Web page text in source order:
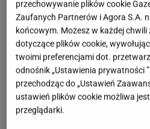
osobnym naczyniu zagotuj
wystygnięcia. Garnek z
lodówki. Rano, gdy najdzie
wyjmij ją i zacznij powoli
mlekiem i dodając olej
dodatki i gotowe!
Zobacz: 5 odchudzających
przechowywanie plików cookie
Zaufanych Partnerów i Agora S.A.
końcowym. Możesz w każdej
dotyczące plików cookie,
twoimi preferencjami dot.
odnośnik „Ustawienia prywatności
przechodząc do „Ustawień
ustawień plików cookie możliwa
przeglądarki.